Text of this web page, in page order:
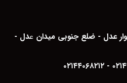
عدل - ضلع جنوبی میدان عدل -